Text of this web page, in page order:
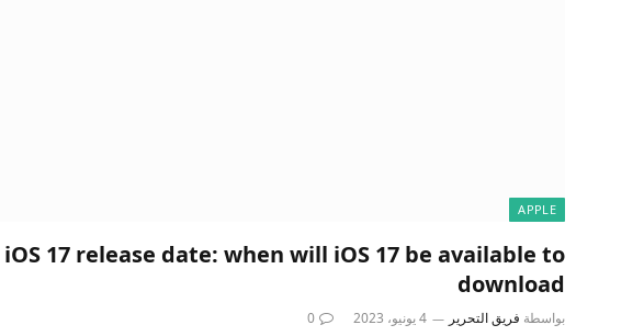
APPLE
iOS 17 release date: when will iOS 17 be available to
download
بواسطة فريق التحرير 4 يونيو، 2023 0